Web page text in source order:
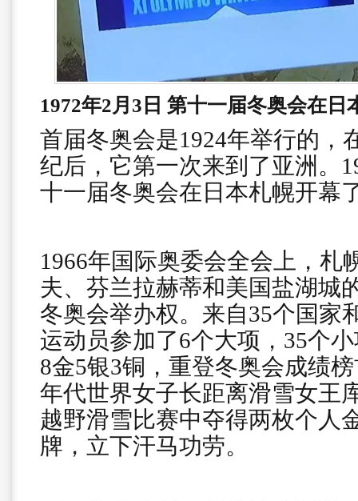
1972年2月3日 第十一届冬奥会在日
首届冬奥会是1924年举行的，
纪后，它第一次来到了亚洲。
十一届冬奥会在日本札幌开幕
1966年国际奥委会全会上，札
夫、芬兰拉赫蒂和美国盐湖城
冬奥会举办权。来自35个国家
运动员参加了6个大项，35个
8金5银3铜，重登冬奥会成绩
年代世界女子长距离滑雪女王
越野滑雪比赛中夺得两枚个人
牌，立下汗马功劳。